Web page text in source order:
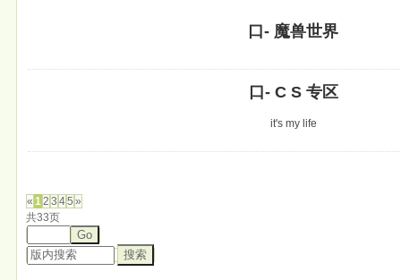
口- 魔兽世界
口- C S 专区
it's my life
« 12 3 45 »
共33页
Go
搜索